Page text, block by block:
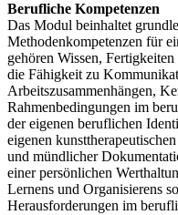
Berufliche Kompetenzen
Das Modul beinhaltet
Methodenkompetenzen für
gehören Wissen,
die Fähigkeit zu
Arbeitszusammenhängen,
Rahmenbedingungen im
der eigenen beruflichen
eigenen
und mündlicher
einer persönlichen
Lernens und Organisierens
Herausforderungen im